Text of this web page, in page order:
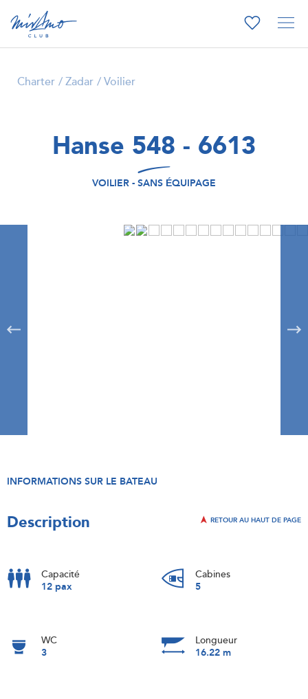
Charter Zadar Voilier
Hanse 548 - 6613
VOILIER - SANS ÉQUIPAGE
INFORMATIONS SUR LE BATEAU
Description RETOUR AU HAUT DE PAGE
Capacité
12 pax
Cabines
5
WC
3
Longueur
16.22 m